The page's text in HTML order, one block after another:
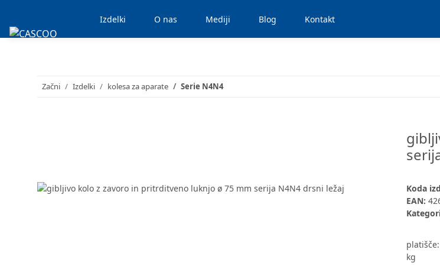
Izdelki O nas Mediji Blog Kontakt
Začni Izdelki kolesa za aparate Serie N4N4
Koda
EAN:
kg